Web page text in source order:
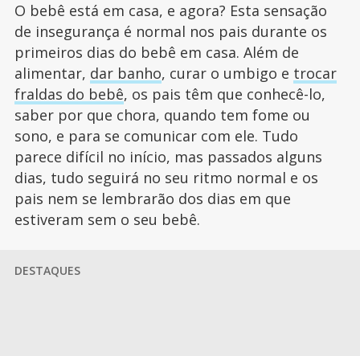
O bebê está em casa, e agora? Esta sensação
de insegurança é normal nos pais durante os
primeiros dias do bebê em casa. Além de
alimentar, dar banho, curar o umbigo e trocar
fraldas do bebê, os pais têm que conhecê-lo,
saber por que chora, quando tem fome ou
sono, e para se comunicar com ele. Tudo
parece difícil no início, mas passados alguns
dias, tudo seguirá no seu ritmo normal e os
pais nem se lembrarão dos dias em que
estiveram sem o seu bebê.
DESTAQUES